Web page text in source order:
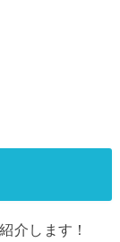
介します！